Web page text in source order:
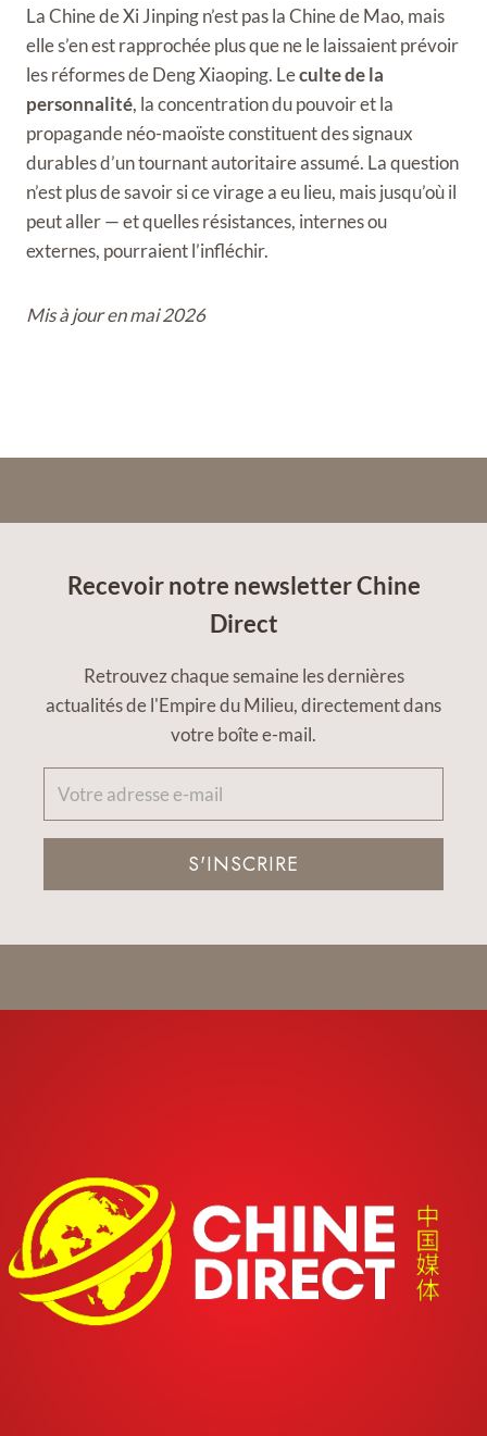
La Chine de Xi Jinping n’est pas la Chine de Mao, mais
elle s’en est rapprochée plus que ne le laissaient prévoir
les réformes de Deng Xiaoping. Leculte de la
personnalité, la concentration du pouvoir et la
propagande néo-maoïste constituent des signaux
durables d’un tournant autoritaire assumé. La question
n’est plus de savoir si ce virage a eu lieu, mais jusqu’où il
peut aller — et quelles résistances, internes ou
externes, pourraient l’infléchir.
Mis à jour en mai 2026
Recevoir notre newsletter Chine
Direct
Retrouvez chaque semaine les dernières
actualités de l'Empire du Milieu, directement dans
votre boîte e-mail.
S'INSCRIRE